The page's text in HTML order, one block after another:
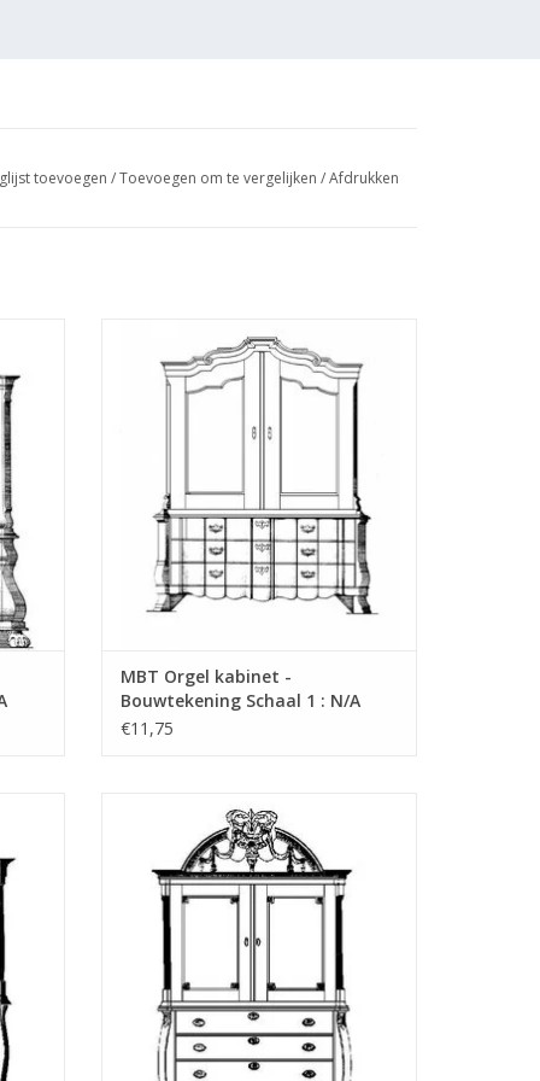
van
toevoegen /Toevoegen om te vergelijken /Afdrukken
1 : N/A (45.16.004)
TOEVOEGEN AAN WINKELWAGEN
MBT Orgel kabinet -
Bouwtekening Schaal 1 : N/A
(45.16.004)
€11,75
MBT Boogkabinet - Bouwtekening Schaal 1
: N/A (45.16.008)
TOEVOEGEN AAN WINKELWAGEN